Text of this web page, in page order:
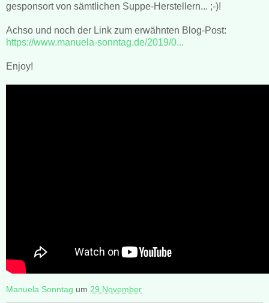
gesponsort von sämtlichen Suppe-Herstellern... ;-)!
Achso und noch der Link zum erwähnten Blog-Post:
https://www.manuela-sonntag.de/2019/0...
Enjoy!
Manuela Sonntag um 29 November